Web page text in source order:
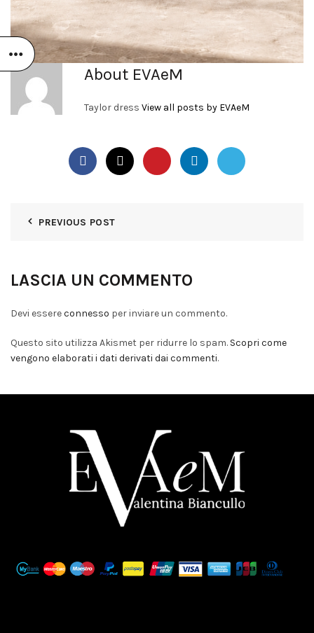
About EVAeM
Taylor dress View all posts by EVAeM
PREVIOUS POST
LASCIA UN COMMENTO
Devi essereconnesso per inviare un commento.
Questo sito utilizza Akismet per ridurre lo spam. Scopri come
vengono elaborati i dati derivati dai commenti.